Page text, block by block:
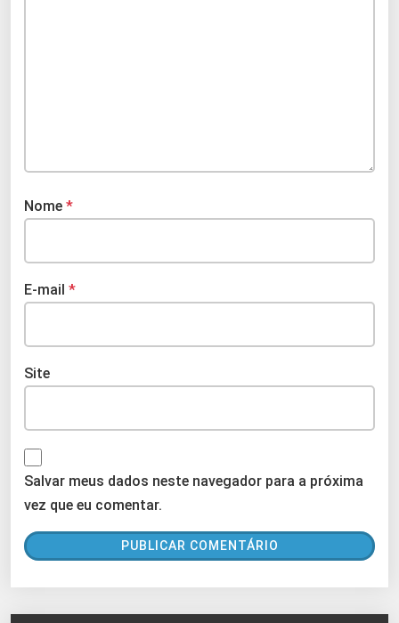
Nome *
E-mail *
Site
Salvar meus dados neste navegador para a próxima
vez que eu comentar.